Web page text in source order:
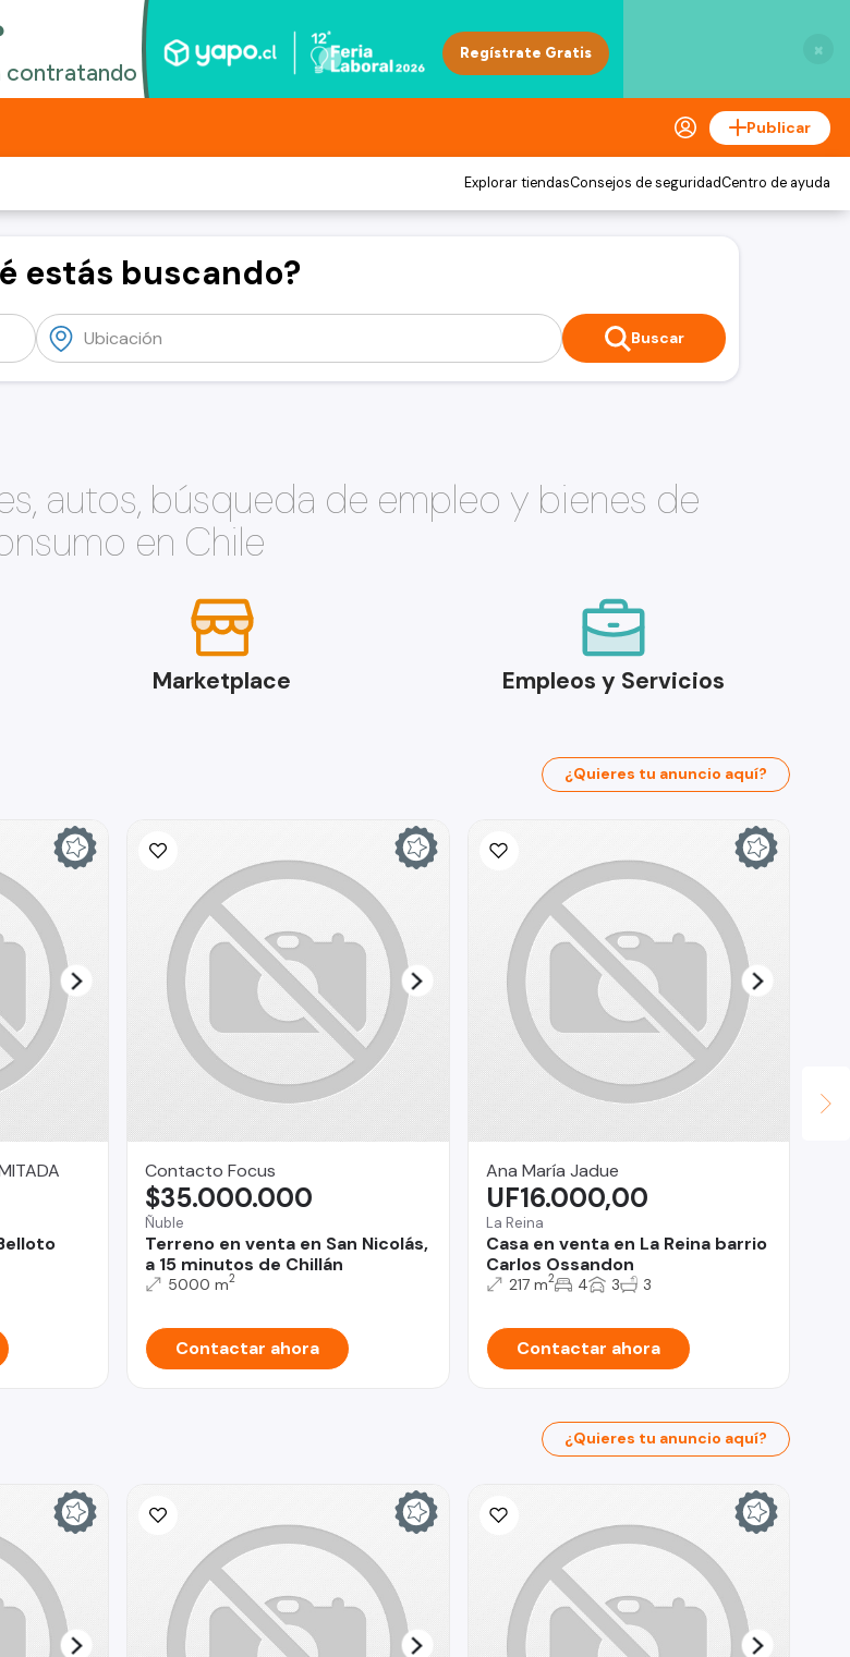
×
Publicar
Explorar tiendasConsejos de seguridadCentro de ayuda
estás buscando?
Buscar
autos, búsqueda de empleo y bienes de
en Chile
Marketplace Empleos y Servicios
¿Quieres tu anuncio aquí?
Contacto Focus
Ñuble
Terreno en venta en San Nicolás,
a 15 minutos de Chillán
$35.000.000
5000 m2
Contactar ahora
Ana María Jadue
La Reina
Casa en venta en La Reina barrio
Carlos Ossandon
UF16.000,00
217 m2 4 3 3
Contactar ahora
¿Quieres tu anuncio aquí?